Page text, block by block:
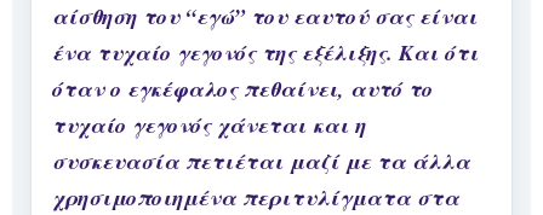
αίσθηση του “εγώ” του εαυτού σας είναι
ένα τυχαίο γεγονός της εξέλιξης. Και ότι
όταν ο εγκέφαλος πεθαίνει, αυτό το
τυχαίο γεγονός χάνεται και η
συσκευασία πετιέται μαζί με τα άλλα
χρησιμοποιημένα περιτυλίγματα στα